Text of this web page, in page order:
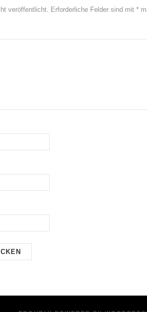
veröffentlicht. Erforderliche Felder sind mit *